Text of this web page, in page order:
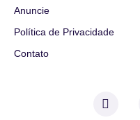
Anuncie
Política de Privacidade
Contato